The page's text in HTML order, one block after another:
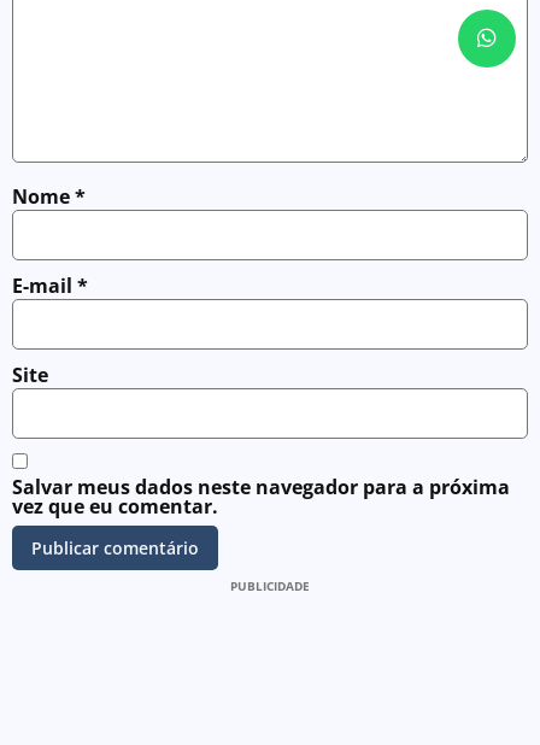
Nome*
E-mail *
Site
Salvar meus dados neste navegador para a próxima
vez que eu comentar.
PUBLICIDADE